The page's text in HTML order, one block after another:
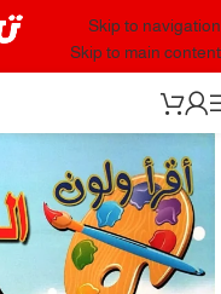
Skip to navigation
Skip to main content